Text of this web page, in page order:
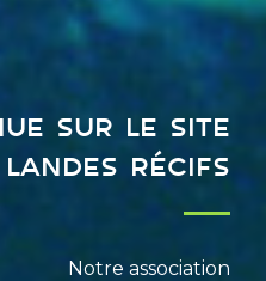
sur le site
landes récifs
Notre association